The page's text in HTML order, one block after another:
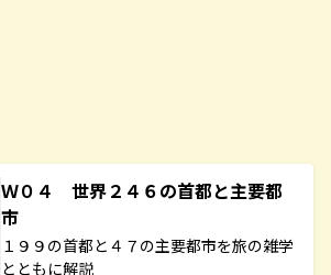
Ｗ０４ 世界２４６の首都と主要都
市
１９９の首都と４７の主要都市を旅の雑学
とともに解説